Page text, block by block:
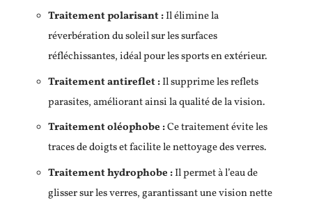
Traitement polarisant :Il élimine la
réverbération du soleil sur les surfaces
réfléchissantes, idéal pour les sports en extérieur.
Traitement antireflet :Il supprime les reflets
parasites, améliorant ainsi la qualité de la vision.
Traitement oléophobe :Ce traitement évite les
traces de doigts et facilite le nettoyage des verres.
Traitement hydrophobe :Il permet à l’eau de
glisser sur les verres, garantissant une vision nette